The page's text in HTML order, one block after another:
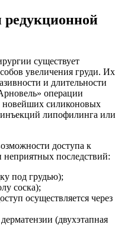
существует
увеличения груди. Их
и длительности
операции
новейших силиконовых
липофилинга или
доступа к
неприятных последствий:
под грудью);
соска);
осуществляется через
(двухэтапная